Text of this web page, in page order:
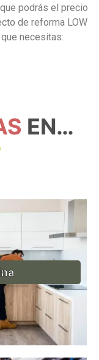
podrás el precio
de reforma LOW
necesitas:
EN…